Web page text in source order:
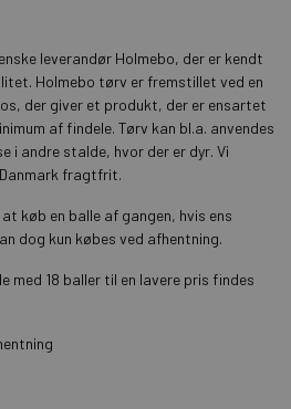
leverandør Holmebo, der er kendt
Holmebo tørv er fremstillet ved en
der giver et produkt, der er ensartet
af findele. Tørv kan bl.a. anvendes
i andre stalde, hvor der er dyr. Vi
fragtfrit.
køb en balle af gangen, hvis ens
dog kun købes ved afhentning.
med 18 baller til en lavere pris findes